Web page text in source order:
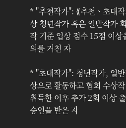
* "추천작가": ⟪추천ㆍ초대
상 청년작가 혹은 일반작가
작 기준 입상 점수 15점 이상
의를 거친 자
* "초대작가": 청년작가, 일
상으로 활동하고 협회 수상
취득한 이후 추가 2회 이상
승인을 받은 자